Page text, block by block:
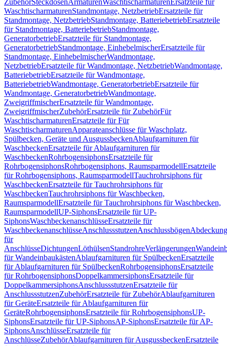
ZubehörSteckdosenArmaturenWaschtischarmaturen Ersatzteile für
WaschtischarmaturenStandmontage, NetzbetriebErsatzteile für
Standmontage, NetzbetriebStandmontage, BatteriebetriebErsatzteile
für Standmontage, BatteriebetriebStandmontage,
GeneratorbetriebErsatzteile für Standmontage,
GeneratorbetriebStandmontage, EinhebelmischerErsatzteile für
Standmontage, EinhebelmischerWandmontage,
NetzbetriebErsatzteile für Wandmontage, NetzbetriebWandmontage,
BatteriebetriebErsatzteile für Wandmontage,
BatteriebetriebWandmontage, GeneratorbetriebErsatzteile für
Wandmontage, GeneratorbetriebWandmontage,
ZweigriffmischerErsatzteile für Wandmontage,
ZweigriffmischerZubehörErsatzteile für ZubehörFür
WaschtischarmaturenErsatzteile für Für
WaschtischarmaturenApparateanschlüsse für Waschplatz,
Spülbecken, Geräte und AusgussbeckenAblaufgarnituren für
WaschbeckenErsatzteile für Ablaufgarnituren für
WaschbeckenRohrbogensiphonsErsatzteile für
RohrbogensiphonsRohrbogensiphons, RaumsparmodellErsatzteile
für Rohrbogensiphons, RaumsparmodellTauchrohrsiphons für
WaschbeckenErsatzteile für Tauchrohrsiphons für
WaschbeckenTauchrohrsiphons für Waschbecken,
RaumsparmodellErsatzteile für Tauchrohrsiphons für Waschbecken,
RaumsparmodellUP-SiphonsErsatzteile für UP-
SiphonsWaschbeckenanschlüsseErsatzteile für
WaschbeckenanschlüsseAnschlussstutzenAnschlussbögen
für
AnschlüsseDichtungenLöthülsenStandrohreVerlängerungen
für WandeinbaukästenAblaufgarnituren für SpülbeckenErsatzteile
für Ablaufgarnituren für SpülbeckenRohrbogensiphonsErsatzteile
für RohrbogensiphonsDoppelkammersiphonsErsatzteile für
DoppelkammersiphonsAnschlussstutzenErsatzteile für
AnschlussstutzenZubehörErsatzteile für ZubehörAblaufgarnituren
für GeräteErsatzteile für Ablaufgarnituren für
GeräteRohrbogensiphonsErsatzteile für RohrbogensiphonsUP-
SiphonsErsatzteile für UP-SiphonsAP-SiphonsErsatzteile für AP-
SiphonsAnschlüsseErsatzteile für
AnschlüsseZubehörAblaufgarnituren für AusgussbeckenErsatzteile